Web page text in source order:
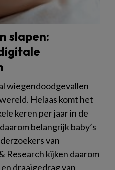
slapen:
wiegendoodgevallen
Helaas komt het
keren per jaar in de
belangrijk baby’s
van
Research kijken daarom
draaigedrag van